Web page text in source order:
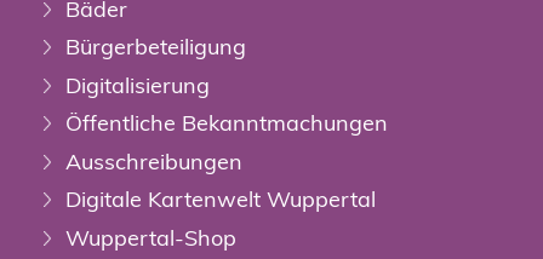
Bäder
Bürgerbeteiligung
Digitalisierung
Öffentliche Bekanntmachungen
Ausschreibungen
Digitale Kartenwelt Wuppertal
Wuppertal-Shop